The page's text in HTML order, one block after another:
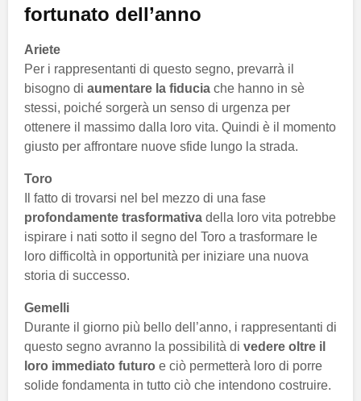
fortunato dell’anno
Ariete
Per i rappresentanti di questo segno, prevarrà il
bisogno di aumentare la fiducia che hanno in sè
stessi, poiché sorgerà un senso di urgenza per
ottenere il massimo dalla loro vita. Quindi è il momento
giusto per affrontare nuove sfide lungo la strada.
Toro
Il fatto di trovarsi nel bel mezzo di una fase
profondamente trasformativa della loro vita potrebbe
ispirare i nati sotto il segno del Toro a trasformare le
loro difficoltà in opportunità per iniziare una nuova
storia di successo.
Gemelli
Durante il giorno più bello dell’anno, i rappresentanti di
questo segno avranno la possibilità di vedere oltre il
loro immediato futuro e ciò permetterà loro di porre
solide fondamenta in tutto ciò che intendono costruire.